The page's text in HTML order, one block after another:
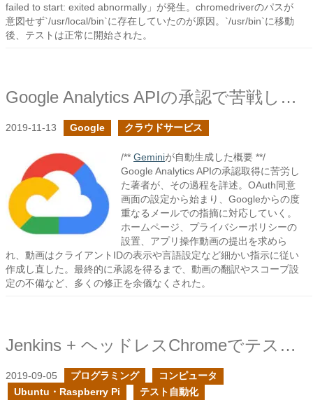
failed to start: exited abnormally」が発生。chromedriverのパスが
意図せず`/usr/local/bin`に存在していたのが原因。`/usr/bin`に移動
後、テストは正常に開始された。
Google Analytics APIの承認で苦戦したので、承認されるまでの流れをまとめてみた
2019-11-13 Google クラウドサービス
/** Geminiが自動生成した概要 **/
Google Analytics APIの承認取得に苦労し
た著者が、その過程を詳述。OAuth同意
画面の設定から始まり、Googleからの度
重なるメールでの指摘に対応していく。
ホームページ、プライバシーポリシーの
設置、アプリ操作動画の提出を求めら
れ、動画はクライアントIDの表示や言語設定など細かい指示に従い
作成し直した。最終的に承認を得るまで、動画の翻訳やスコープ設
定の不備など、多くの修正を余儀なくされた。
Jenkins + ヘッドレスChromeでテスト自動化の省力化
2019-09-05 プログラミング
コンピュータ
Ubuntu・Raspberry Pi
テスト自動化